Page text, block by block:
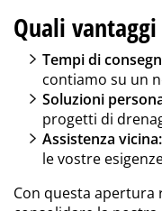
Quali
Tempi di
contiamo su un
Soluzioni
progetti di
Assistenza vicina:
le vostre
Con questa